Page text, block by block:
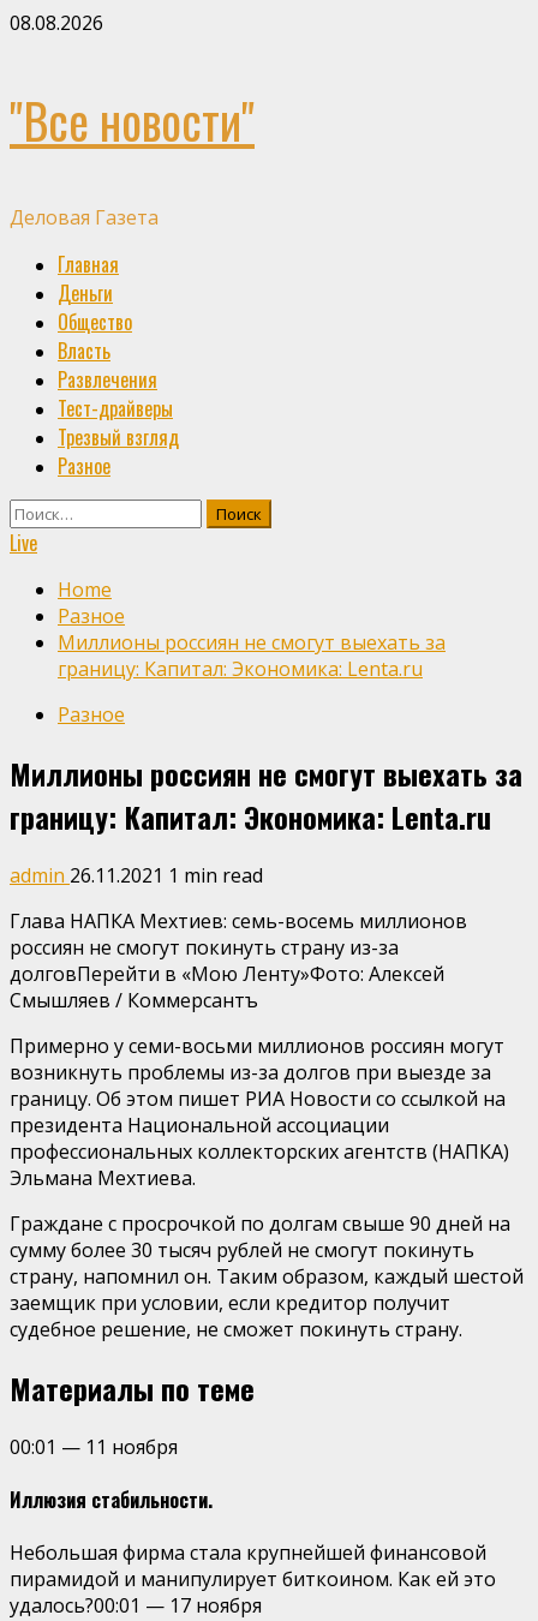
Skip
08.08.2026
"Все новости"
Деловая Газета
Primary
Menu
Главная
Деньги
Общество
Власть
Развлечения
Тест-драйверы
Трезвый взгляд
Разное
Найти:
Live
Home
Разное
Миллионы россиян не смогут выехать за
границу: Капитал: Экономика: Lenta.ru
Разное
Миллионы россиян не смогут выехать за
границу: Капитал: Экономика: Lenta.ru
admin 26.11.2021 1 min read
Глава НАПКА Мехтиев: семь-восемь миллионов
россиян не смогут покинуть страну из-за
долговПерейти в «Мою Ленту»Фото: Алексей
Смышляев / Коммерсантъ
Примерно у семи-восьми миллионов россиян могут
возникнуть проблемы из-за долгов при выезде за
границу. Об этом пишет РИА Новости со ссылкой на
президента Национальной ассоциации
профессиональных коллекторских агентств (НАПКА)
Эльмана Мехтиева.
Граждане с просрочкой по долгам свыше 90 дней на
сумму более 30 тысяч рублей не смогут покинуть
страну, напомнил он. Таким образом, каждый шестой
заемщик при условии, если кредитор получит
судебное решение, не сможет покинуть страну.
Материалы по теме
00:01 — 11 ноября
Иллюзия стабильности.
Небольшая фирма стала крупнейшей финансовой
пирамидой и манипулирует биткоином. Как ей это
удалось?00:01 — 17 ноября